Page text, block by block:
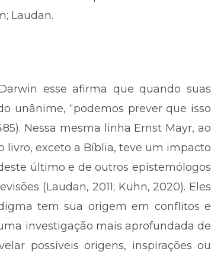
Laudan.
esse afirma que quando suas
unânime, “podemos prever que isso
Nessa mesma linha Ernst Mayr, ao
livro, exceto a Bíblia, teve um impacto
último e de outros epistemólogos
(Laudan, 2011; Kuhn, 2020). Eles
tem sua origem em conflitos e
investigação mais aprofundada de
possíveis origens, inspirações ou